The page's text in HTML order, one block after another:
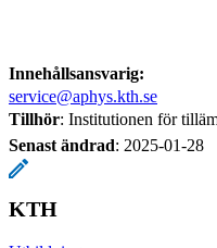
Innehållsansvarig:
service@aphys.kth.se
Tillhör: Institutionen för
Senast ändrad: 2025-01-28
KTH